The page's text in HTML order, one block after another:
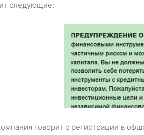
следующие:
говорит о регистрации в